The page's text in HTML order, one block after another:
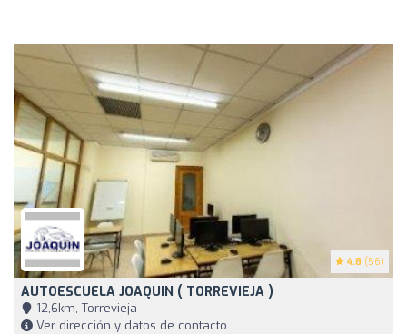
4.8 (56)
AUTOESCUELA JOAQUIN ( TORREVIEJA )
12,6km, Torrevieja
Ver dirección y datos de contacto